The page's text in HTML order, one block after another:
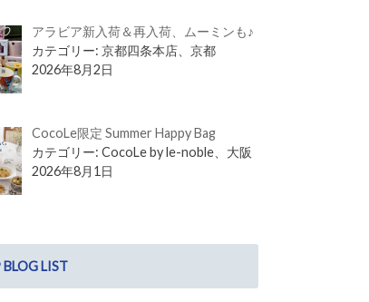
アラビア新入荷＆再入荷、ムーミンも♪
カテゴリー: 京都四条本店、京都
2026年8月2日
CocoLe限定 Summer Happy Bag
カテゴリー: CocoLe by le-noble、大阪
2026年8月1日
BLOG LIST